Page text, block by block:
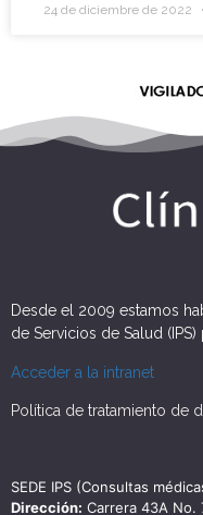
24 de diciembre de 2022
Desde el 2009 estamos
de Servicios de Salud
Acceder a la intranet
Política de tratamiento de
SEDE IPS (Consultas
Dirección: Carrera 43A